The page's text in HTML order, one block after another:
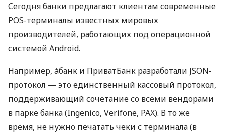
Сегодня банки предлагают клиентам современные
POS-терминалы известных мировых
производителей, работающих под операционной
системой Android.
Например, àбанк и ПриватБанк разработали JSON-
протокол — это единственный кассовый протокол,
поддерживающий сочетание со всеми вендорами
в парке банка (Ingenico, Verifone, PAX). В то же
время, не нужно печатать чеки с терминала (в